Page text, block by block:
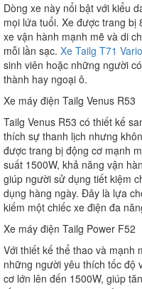
Dòng xe này nổi bật với kiểu
mọi lứa tuổi. Xe được trang bị
xe vận hành mạnh mẽ và di
mỗi lần sạc. Xe Tailg T71
sinh viên hoặc những người
thành hay ngoại ô.
Xe máy điện Tailg Venus R53
Tailg Venus R53 có thiết kế
thích sự thanh lịch nhưng
được trang bị động cơ mạnh
suất 1500W, khả năng vận
giúp người sử dụng tiết kiệm
dụng hàng ngày. Đây là lựa
kiếm một chiếc xe điện đa
Xe máy điện Tailg Power F52
Với thiết kế thể thao và mạnh
những người yêu thích tốc độ
cơ lớn lên đến 1500W, giúp